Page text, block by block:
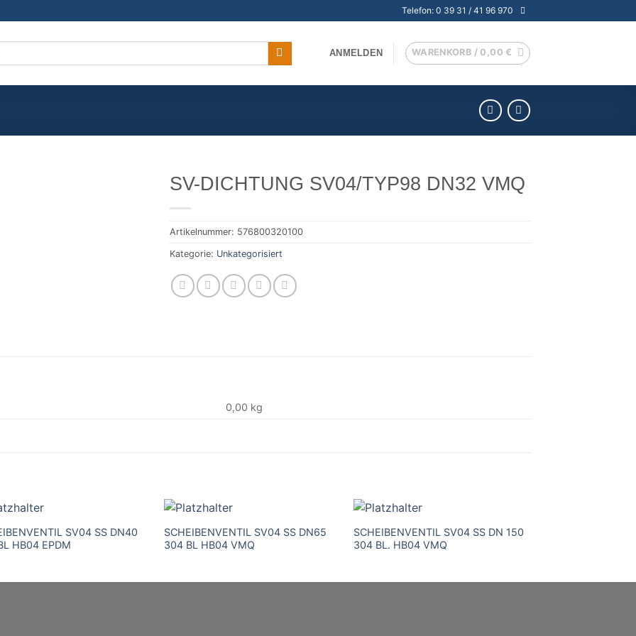
Telefon: 0 39 31 / 41 96 970
ANMELDEN WARENKORB / 0,00€
SV-DICHTUNG SV04/TYP98 DN32 VMQ
Artikelnummer: 576800320100
Kategorie: Unkategorisiert
0,00 kg
SV04 SS DN40
HB04 EPDM
SCHEIBENVENTIL SV04 SS DN65
304 BL HB04 VMQ
SCHEIBENVENTIL SV04 SS DN 150
304 BL. HB04 VMQ